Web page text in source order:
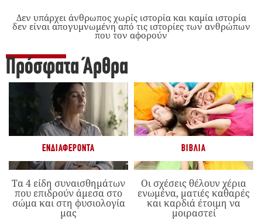
Δεν υπάρχει άνθρωπος χωρίς ιστορία και καμία ιστορία
δεν είναι απογυμνωμένη από τις ιστορίες των ανθρώπων
που τον αφορούν
Πρόσφατα Άρθρα
ΕΝΔΙΑΦΈΡΟΝΤΑ
Τα 4 είδη συναισθημάτων
που επιδρούν άμεσα στο
σώμα και στη φυσιολογία
μας
ΒΙΒΛΊΑ
Οι σχέσεις θέλουν χέρια
ενωμένα, ματιές καθαρές
και καρδιά έτοιμη να
μοιραστεί